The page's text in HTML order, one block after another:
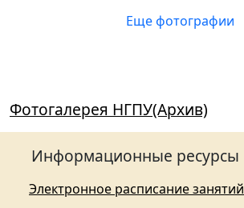
Еще фотографии
Фотогалерея НГПУ(Архив)
Информационные ресурсы
Электронное расписание занятий